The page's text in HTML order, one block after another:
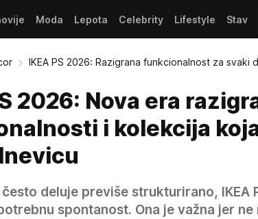
Moda Lepota Celebrity Lifestyle Stav
IKEA PS 2026: Razigrana funkcionalnost za svaki
2026: Nova era
i kolekcija
deluje previše strukturirano, IKEA
spontanost. Ona je važna jer ne